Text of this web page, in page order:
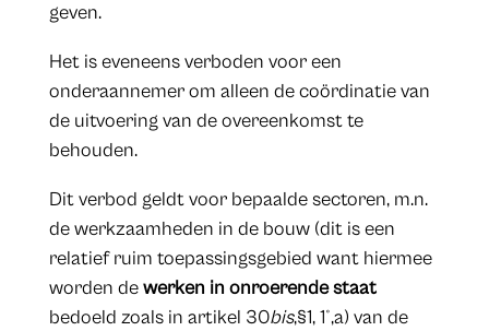
geven.
Het is eveneens verboden voor een
onderaannemer om alleen de coördinatie van
de uitvoering van de overeenkomst te
behouden.
Dit verbod geldt voor bepaalde sectoren, m.n.
de werkzaamheden in de bouw (dit is een
relatief ruim toepassingsgebied want hiermee
worden dewerken in onroerende staat
bedoeld zoals in artikel 30bis,§1, 1°,a) van de